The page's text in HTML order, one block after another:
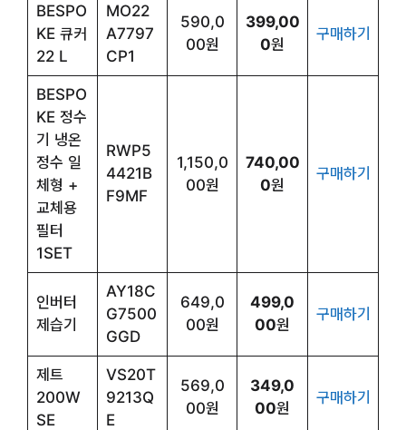
BESPO
KE 큐커
22 L
MO22
A7797
CP1
590,0
00원
399,00
0원
구매하기
BESPO
KE 정수
기 냉온
정수 일
체형 +
교체용
필터
1SET
RWP5
4421B
F9MF
1,150,0
00원
740,00
0원
구매하기
인버터
제습기
AY18C
G7500
GGD
649,0
00원
499,0
00원
구매하기
제트
200W
SE
VS20T
9213Q
E
569,0
00원
349,0
00원
구매하기